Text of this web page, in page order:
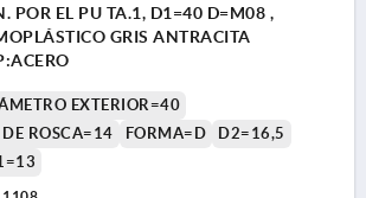
POR EL PU TA.1, D1=40 D=M08 ,
GRIS ANTRACITA
EXTERIOR=40
ROSCA=14
FORMA=D
D2=16,5